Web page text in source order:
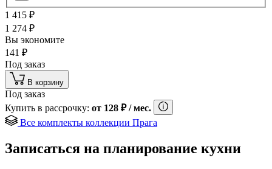
1 415 ₽
1 274 ₽
Вы экономите
141 ₽
Под заказ
В корзину
Под заказ
Купить в рассрочку: от 128 ₽/ мес.
Все комплекты коллекции Прага
Записаться на планирование кухни